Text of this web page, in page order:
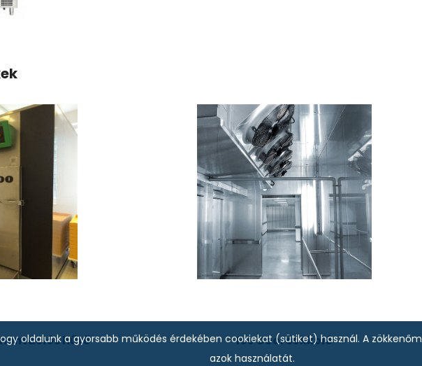
oldalunk a gyorsabb működés érdekében cookiekat (sütiket) használ. A
azok használatát.
hűtő Ice Cool sokkoló